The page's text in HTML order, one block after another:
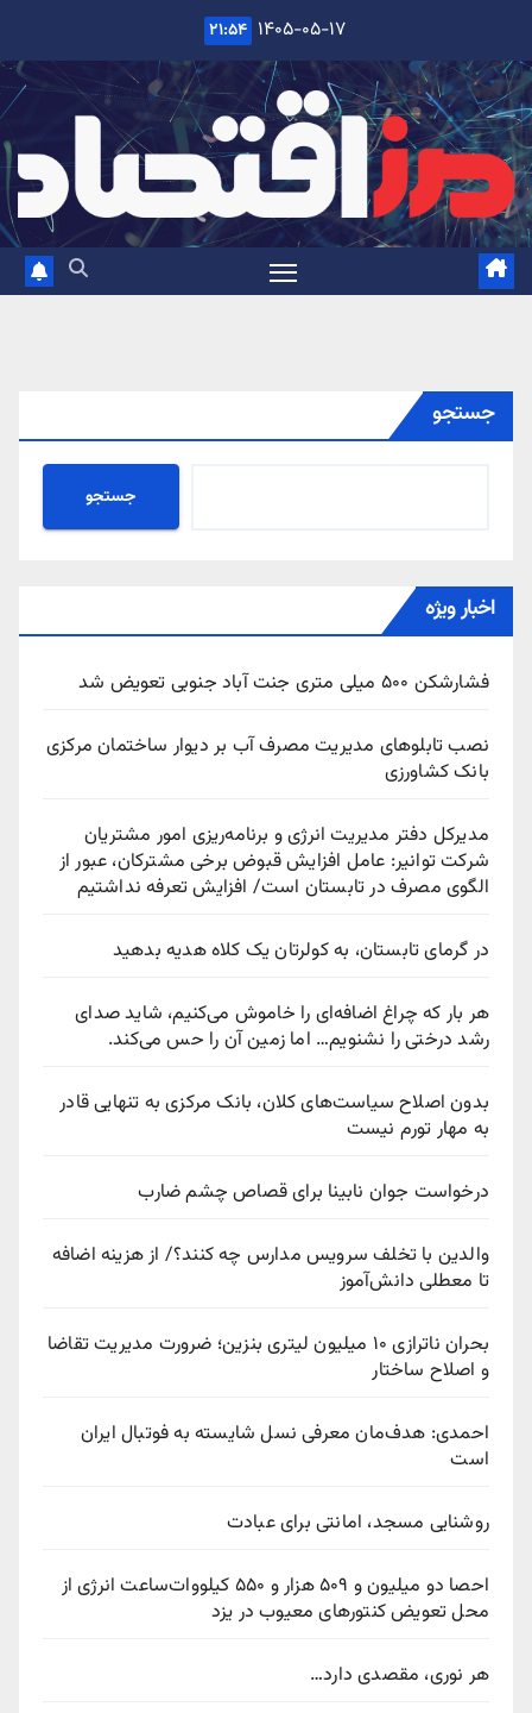
content
۱۴۰۵-۰۵-۱۷ ۲۱:۵۴
جستجو
جستجو
اخبار ویژه
فشارشکن ۵۰۰ میلی متری جنت آباد جنوبی تعویض شد
نصب تابلوهای مدیریت مصرف آب بر دیوار ساختمان مرکزی
بانک کشاورزی
مدیرکل دفتر مدیریت انرژی و برنامه‌ریزی امور مشتریان
شرکت توانیر: عامل افزایش قبوض برخی مشترکان، عبور از
الگوی مصرف در تابستان است/ افزایش تعرفه نداشتیم
در گرمای تابستان، به کولرتان یک کلاه هدیه بدهید
هر بار که چراغ اضافه‌ای را خاموش می‌کنیم، شاید صدای
رشد درختی را نشنویم… اما زمین آن را حس می‌کند.
بدون اصلاح سیاست‌های کلان، بانک مرکزی به تنهایی قادر
به مهار تورم نیست
درخواست جوان نابینا برای قصاص چشم ضارب
والدین با تخلف سرویس مدارس چه کنند؟/ از هزینه اضافه
تا معطلی دانش‌آموز
بحران ناترازی ۱۰ میلیون لیتری بنزین؛ ضرورت مدیریت تقاضا
و اصلاح ساختار
احمدی: هدف‌مان معرفی نسل شایسته به فوتبال ایران
است
روشنایی مسجد، امانتی برای عبادت
احصا دو میلیون و ۵۰۹ هزار و ۵۵۰ کیلووات‌ساعت انرژی از
محل تعویض کنتورهای معیوب در یزد
هر نوری، مقصدی دارد…